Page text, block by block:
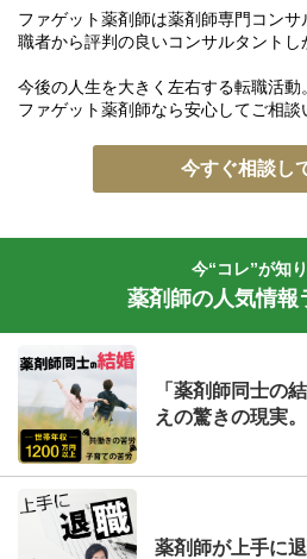
ファゲット薬剤師は薬剤師専門コン
職者から評判の良いコンサルタントし
今後の人生を大きく左右する転職活動。
ファゲット薬剤師なら安心してご相談
今すぐ相談し
今“コレ”が知
薬剤師の人気情報
「薬剤師同士の
えの驚きの現実。
薬剤師が上手に